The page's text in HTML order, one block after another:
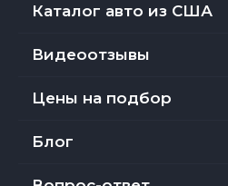
Каталог авто из США
Видеоотзывы
Цены на подбор
Блог